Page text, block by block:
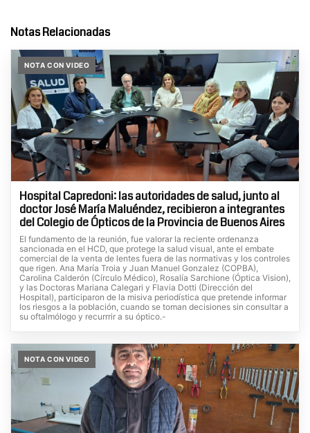
Notas Relacionadas
NOTA CON VIDEO
Hospital Capredoni: las autoridades de salud, junto al
doctor José María Maluéndez, recibieron a integrantes
del Colegio de Ópticos de la Provincia de Buenos Aires
El fundamento de la reunión, fue valorar la reciente ordenanza
sancionada en el HCD, que protege la salud visual, ante el embate
comercial de la venta de lentes fuera de las normativas y los controles
que rigen. Ana María Troia y Juan Manuel Gonzalez (COPBA),
Carolina Calderón (Círculo Médico), Rosalía Sarchione (Óptica Vision),
y las Doctoras Mariana Calegari y Flavia Dotti (Dirección del
Hospital), participaron de la misiva periodística que pretende informar
los riesgos a la población, cuando se toman decisiones sin consultar a
su oftalmólogo y recurrrir a su óptico.-
NOTA CON VIDEO